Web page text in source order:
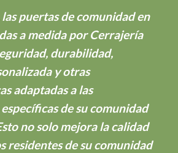
puertas de comunidad en
a medida por Cerrajería
durabilidad,
y otras
adaptadas a las
de su comunidad
no solo mejora la calidad
residentes de su comunidad